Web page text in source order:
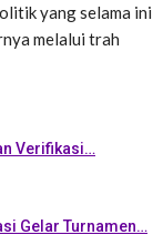
yang selama ini
melalui trah
Verifikasi…
Gelar Turnamen…